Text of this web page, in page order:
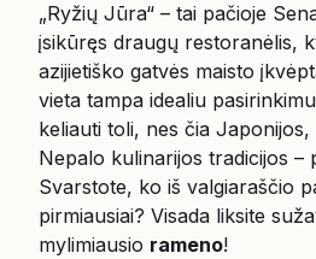
„Ryžių Jūra“ – tai pačioje
įsikūręs draugų restoranėlis,
azijietiško gatvės maisto
vieta tampa idealiu
keliauti toli, nes čia
Nepalo kulinarijos tradicijos –
Svarstote, ko iš valgiaraščio
pirmiausiai? Visada liksite
mylimiausio rameno!